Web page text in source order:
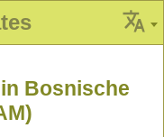
Bosnische